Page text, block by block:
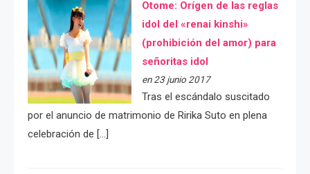
Otome: Orígen de las reglas
idol del «renai kinshi»
(prohibición del amor) para
señoritas idol
en 23 junio 2017
Tras el escándalo suscitado
por el anuncio de matrimonio de Ririka Suto en plena
celebración de […]